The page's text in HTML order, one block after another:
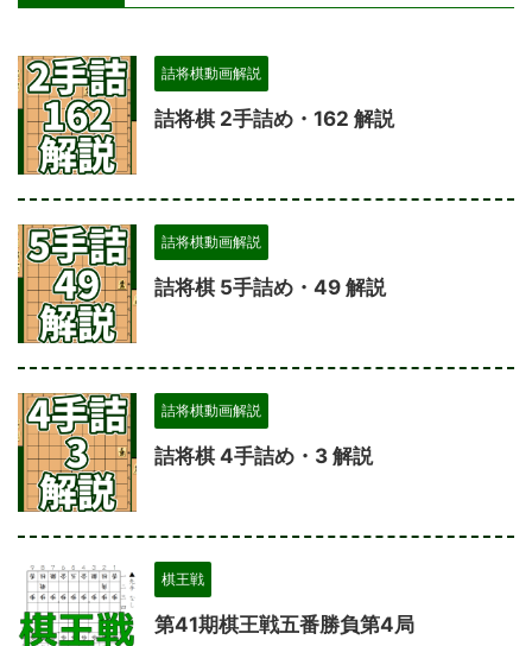
詰将棋動画解説
詰将棋 2手詰め・162 解説
詰将棋動画解説
詰将棋 5手詰め・49 解説
詰将棋動画解説
詰将棋 4手詰め・3 解説
棋王戦
第41期棋王戦五番勝負第4局